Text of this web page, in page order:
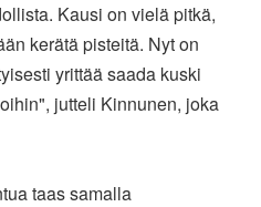
Kausi on vielä pitkä,
kerätä pisteitä. Nyt on
yrittää saada kuski
jutteli Kinnunen, joka
taas samalla